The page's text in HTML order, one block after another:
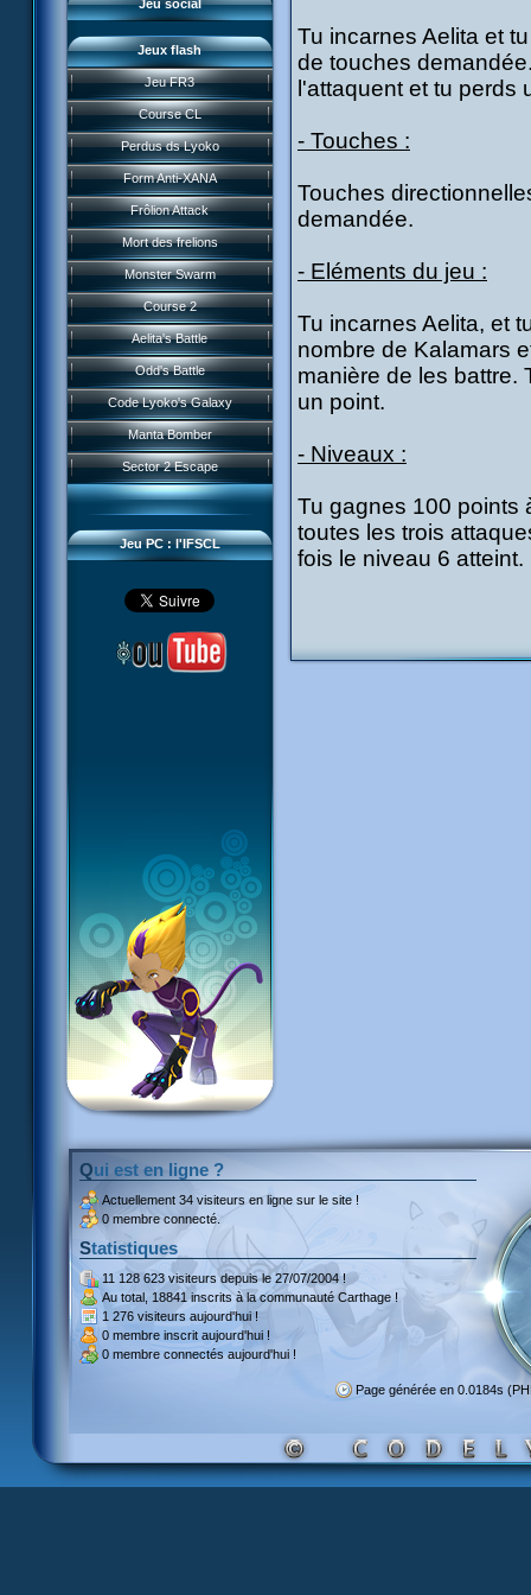
Jeu social
Jeux flash
Jeu FR3
Course CL
Perdus ds Lyoko
Form Anti-XANA
Frôlion Attack
Mort des frelions
Monster Swarm
Course 2
Aelita's Battle
Odd's Battle
Code Lyoko's Galaxy
Manta Bomber
Sector 2 Escape
Jeu PC : l'IFSCL
Présentation
News IFSCL
Le créateur
Médias
Questions fréquentes
Téléchargements
Réseau IFSCL
Tu incarnes Aelita et
de touches
l'attaquent et tu perds
- Touches :
Touches
demandée.
- Eléments du jeu :
Tu incarnes Aelita, et
nombre de Kalamars
manière de les battre.
un point.
- Niveaux :
Tu gagnes 100 points
toutes les trois
fois le niveau 6 atteint.
Qui est en ligne ?
Actuellement 34 visiteurs en ligne sur le site !
0 membre connecté.
Statistiques
11 128 623 visiteursdepuis le 27/07/2004 !
Au total, 18841 inscritsà la communauté Carthage !
1 276 visiteurs aujourd'hui !
0 membre inscrit aujourd'hui !
0 membre connectés aujourd'hui !
Page générée en 0.0184s